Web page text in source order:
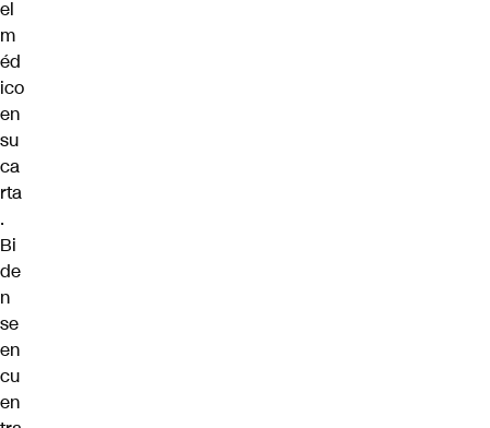
el
m
éd
ico
en
su
ca
rta
.
Bi
de
n
se
en
cu
en